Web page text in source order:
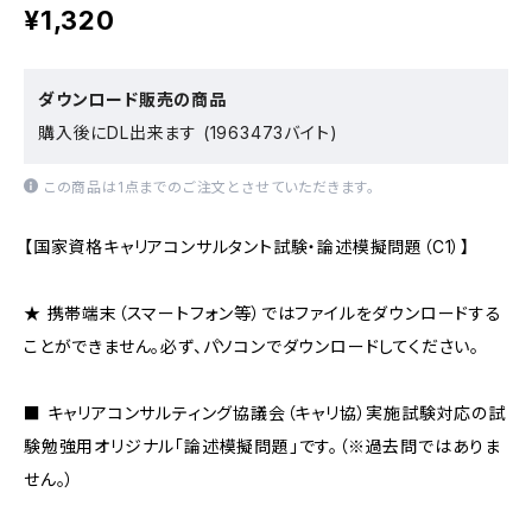
¥1,320
ダウンロード販売の商品
購入後にDL出来ます (1963473バイト)
この商品は1点までのご注文とさせていただきます。
【国家資格キャリアコンサルタント試験・論述模擬問題（C1）】
★ 携帯端末（スマートフォン等）ではファイルをダウンロードする
ことができません。必ず、パソコンでダウンロードしてください。
■ キャリアコンサルティング協議会（キャリ協）実施試験対応の試
験勉強用オリジナル「論述模擬問題」です。（※過去問ではありま
せん。）